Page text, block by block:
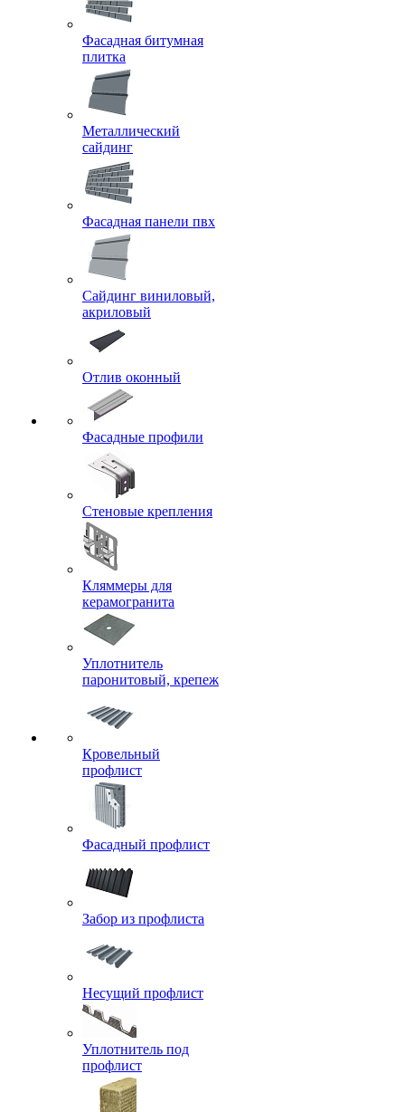
Фасадная битумная
плитка
Металлический
сайдинг
Фасадная панели пвх
Сайдинг виниловый,
акриловый
Отлив оконный
Фасадные профили
Стеновые крепления
Кляммеры для
керамогранита
Уплотнитель
паронитовый, крепеж
Кровельный
профлист
Фасадный профлист
Забор из профлиста
Несущий профлист
Уплотнитель под
профлист